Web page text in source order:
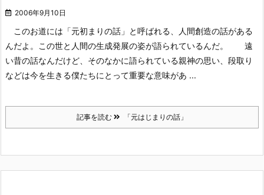
2006年9月10日
このお道には「元初まりの話」と呼ばれる、人間創造の話がある
んだよ。この世と人間の生成発展の姿が語られているんだ。
遠
い昔の話なんだけど、そのなかに語られている親神の思い、段取り
などは今を生きる僕たちにとって重要な意味があ ...
記事を読む 「元はじまりの話」